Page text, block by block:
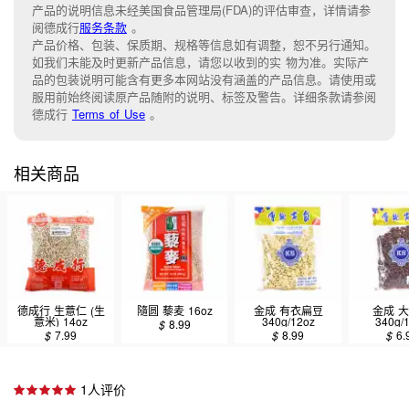
产品的说明信息未经美国食品管理局(FDA)的评估审查，详情请参
阅德成行服务条款 。
产品价格、包装、保质期、规格等信息如有调整，恕不另行通知。
如我们未能及时更新产品信息，请您以收到的实 物为准。实际产
品的包装说明可能含有更多本网站没有涵盖的产品信息。请使用或
服用前始终阅读原产品随附的说明、标签及警告。详细条款请参阅
德成行 Terms of Use 。
相关商品
德成行 生薏仁 (生
薏米) 14oz
$7.99
隨圆 藜麦 16oz
$ 8.99
金成 有衣扁豆
340g/12oz
$8.99
金成
340g/
$
1人评价